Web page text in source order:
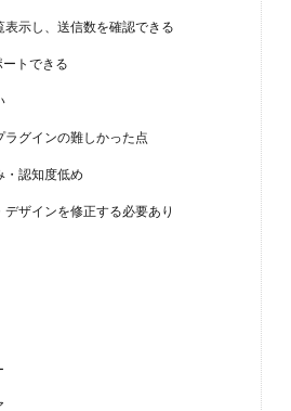
表示し、送信数を確認できる
ートできる
グインの難しかった点
・認知度低め
ザインを修正する必要あり